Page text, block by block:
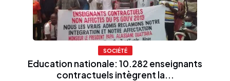
SOCIÉTÉ
Education nationale: 10.282 enseignants
contractuels intègrent la...